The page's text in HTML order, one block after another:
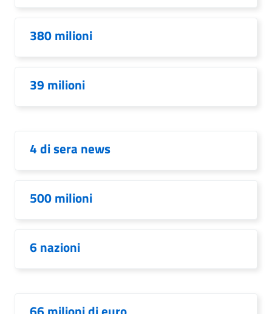
380 milioni
39 milioni
4 di sera news
500 milioni
6 nazioni